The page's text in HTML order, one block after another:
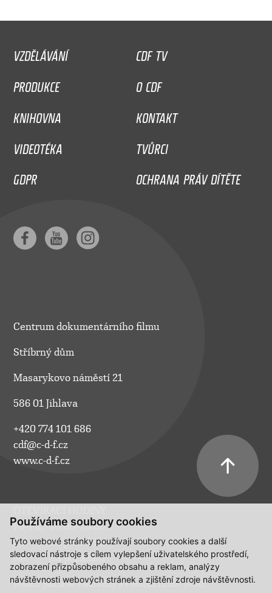
Používáme soubory cookies
Tyto webové stránky používají soubory cookies a další
sledovací nástroje s cílem vylepšení uživatelského prostředí,
zobrazení přizpůsobeného obsahu a reklam, analýzy
návštěvnosti webových stránek a zjištění zdroje návštěvnosti.
VZDĚLÁVÁNÍ
CDF TV
PRODUKCE
O CDF
KNIHOVNA
KONTAKT
VIDEOTÉKA
TVŮRCI
GDPR
OCHRANA PRÁV DÍTĚTE
Centrum dokumentárního filmu
Stříbrný dům
Masarykovo náměstí 21
586 01 Jihlava
+420 774 101 686
cdf@c-d-f.cz
www.c-d-f.cz
Po–Pá:
10.00–18.00
So:
na požádání
Ne:
na požádání
Polední pauza ve všední dny a v sobotu 13:00 - 14:00.